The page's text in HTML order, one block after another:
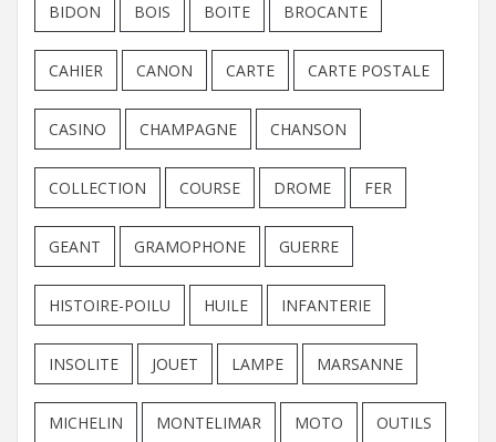
BIDON BOIS BOITE BROCANTE
CAHIER CANON CARTE CARTE POSTALE
CASINO CHAMPAGNE CHANSON
COLLECTION COURSE DROME FER
GEANT GRAMOPHONE GUERRE
HISTOIRE-POILU HUILE INFANTERIE
INSOLITE JOUET LAMPE MARSANNE
MICHELIN MONTELIMAR MOTO OUTILS